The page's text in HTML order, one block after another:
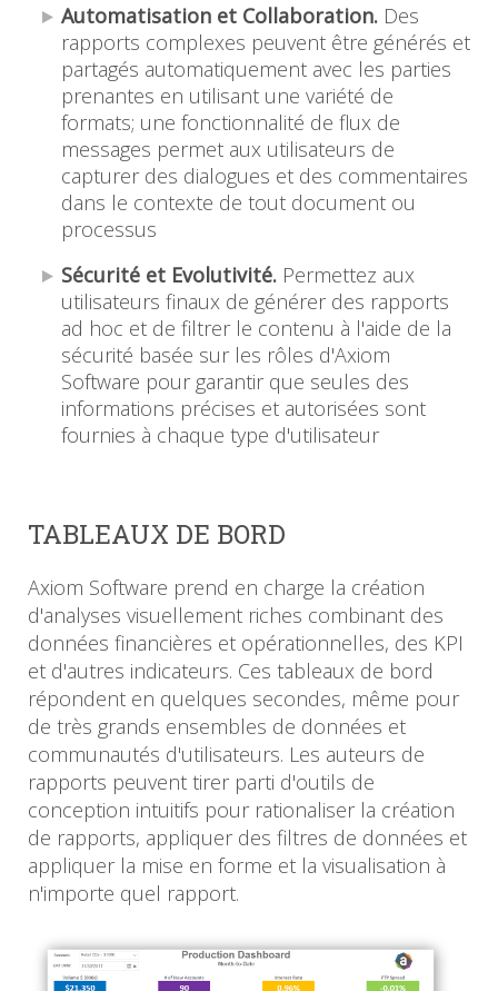
Automatisation et Collaboration. Des
rapports complexes peuvent être générés et
partagés automatiquement avec les parties
prenantes en utilisant une variété de
formats; une fonctionnalité de flux de
messages permet aux utilisateurs de
capturer des dialogues et des commentaires
dans le contexte de tout document ou
processus
Sécurité et Evolutivité. Permettez aux
utilisateurs finaux de générer des rapports
ad hoc et de filtrer le contenu à l'aide de la
sécurité basée sur les rôles d'Axiom
Software pour garantir que seules des
informations précises et autorisées sont
fournies à chaque type d'utilisateur
TABLEAUX DE BORD
Axiom Software prend en charge la création
d'analyses visuellement riches combinant des
données financières et opérationnelles, des KPI
et d'autres indicateurs. Ces tableaux de bord
répondent en quelques secondes, même pour
de très grands ensembles de données et
communautés d'utilisateurs. Les auteurs de
rapports peuvent tirer parti d'outils de
conception intuitifs pour rationaliser la création
de rapports, appliquer des filtres de données et
appliquer la mise en forme et la visualisation à
n'importe quel rapport.